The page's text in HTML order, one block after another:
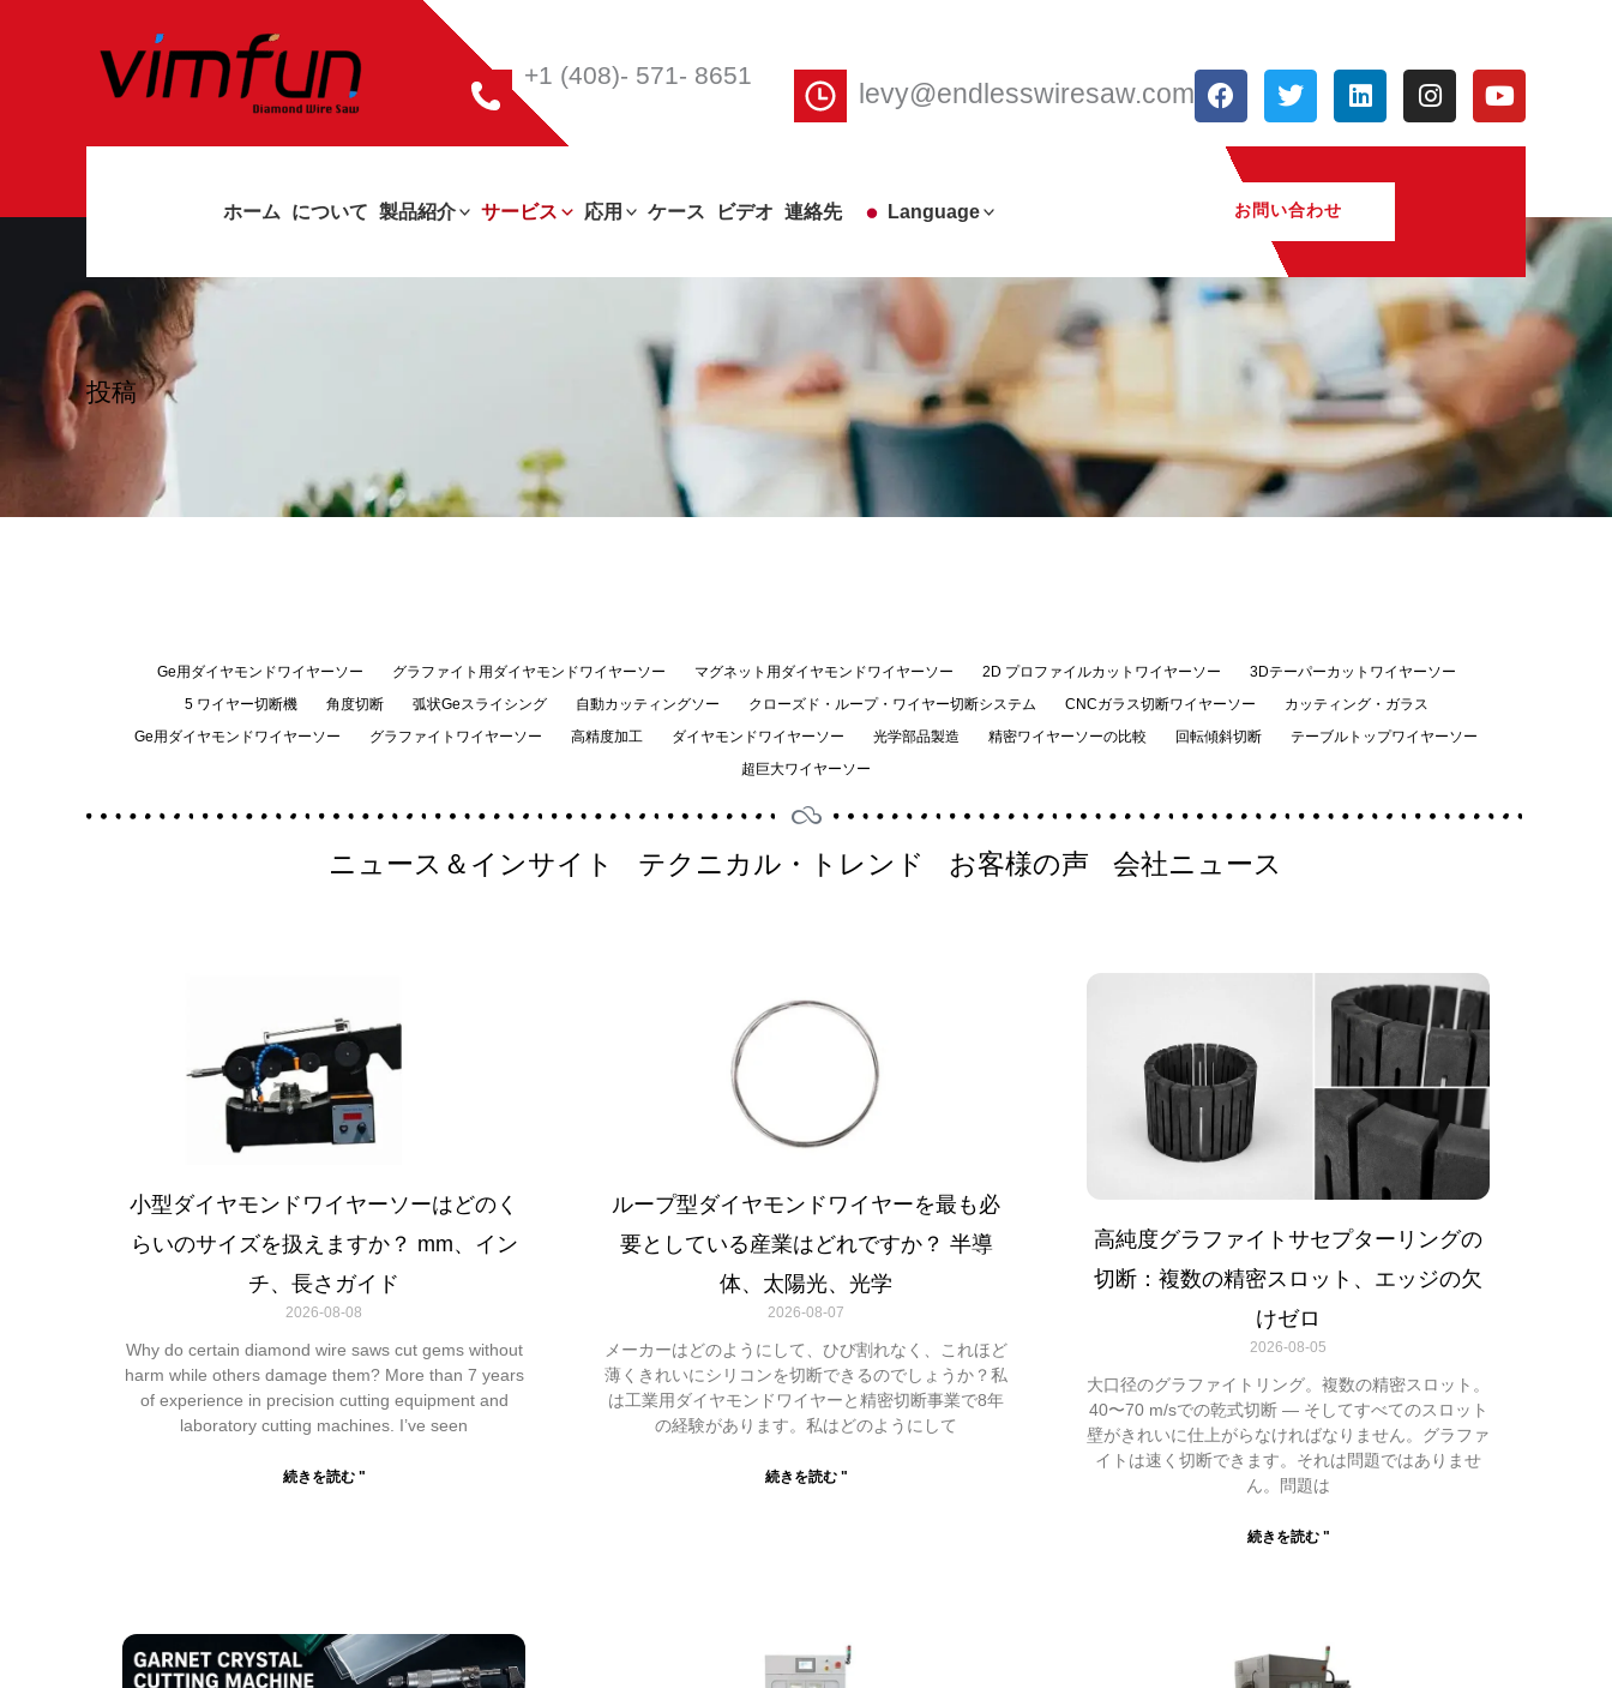
+1 (408)- 571- 8651
levy@endlesswiresaw.com
フ
ェ
ス
ブ
ッ
ツ
イ
ー
リ
ン
イ
イ
ン
Y
o
ホーム について 製品紹介 サービス 応用 ケース ビデオ 連絡先 Language お問い合わせ
投稿
Ge用ダイヤモンドワイヤーソー グラファイト用ダイヤモンドワイヤーソー マグネット用ダイヤモンドワイヤーソー 2D プロファイルカットワイヤーソー
3Dテーパーカットワイヤーソー
5 ワイヤー切断機
角度切断 弧状Geスライシング 自動カッティングソー クローズド・ループ・ワイヤー切断システム CNCガラス切断ワイヤーソー
カッティング・ガラス
Ge用ダイヤモンドワイヤーソー
グラファイトワイヤーソー 高精度加工 ダイヤモンドワイヤーソー 光学部品製造 精密ワイヤーソーの比較 回転傾斜切断
テーブルトップワイヤーソー
超巨大ワイヤーソー
ニュース＆インサイト テクニカル・トレンド お客様の声 会社ニュース
小型ダイヤモンドワイヤーソーはどのく
らいのサイズを扱えますか？ mm、イン
チ、長さガイド
2026-08-08
Why do certain diamond wire saws cut gems without
harm while others damage them? More than 7 years
of experience in precision cutting equipment and
laboratory cutting machines. I’ve seen
続きを読む "
ループ型ダイヤモンドワイヤーを最も必
要としている産業はどれですか？ 半導
体、太陽光、光学
2026-08-07
メーカーはどのようにして、ひび割れなく、これほど
薄くきれいにシリコンを切断できるのでしょうか？私
は工業用ダイヤモンドワイヤーと精密切断事業で8年
の経験があります。私はどのようにして
続きを読む "
高純度グラファイトサセプターリングの
切断：複数の精密スロット、エッジの欠
けゼロ
2026-08-05
大口径のグラファイトリング。複数の精密スロット。
40〜70 m/sでの乾式切断 — そしてすべてのスロット
壁がきれいに仕上がらなければなりません。グラファ
イトは速く切断できます。それは問題ではありませ
ん。問題は
続きを読む "
ー
ジ
ー
ー